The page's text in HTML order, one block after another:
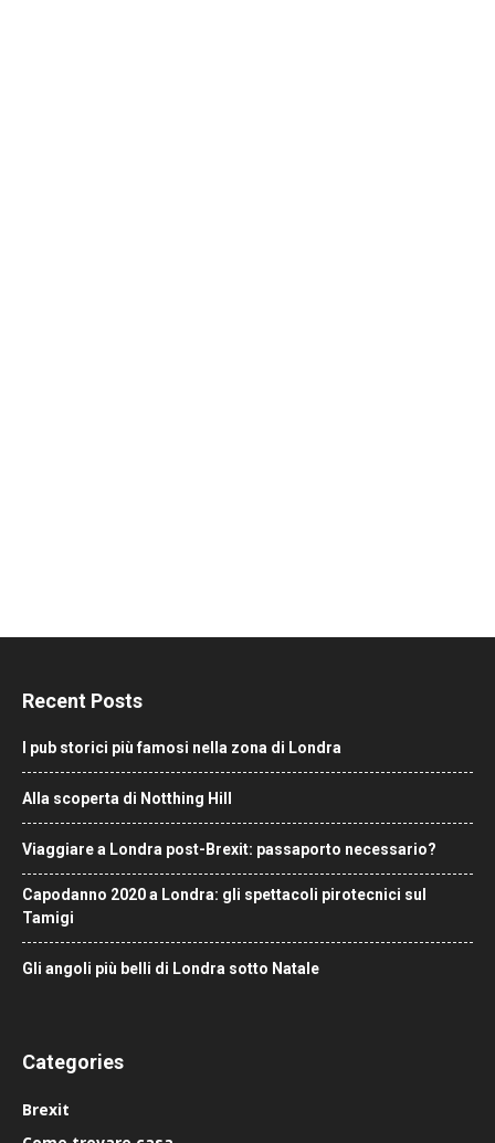
Recent Posts
I pub storici più famosi nella zona di Londra
Alla scoperta di Notthing Hill
Viaggiare a Londra post-Brexit: passaporto necessario?
Capodanno 2020 a Londra: gli spettacoli pirotecnici sul
Tamigi
Gli angoli più belli di Londra sotto Natale
Categories
Brexit